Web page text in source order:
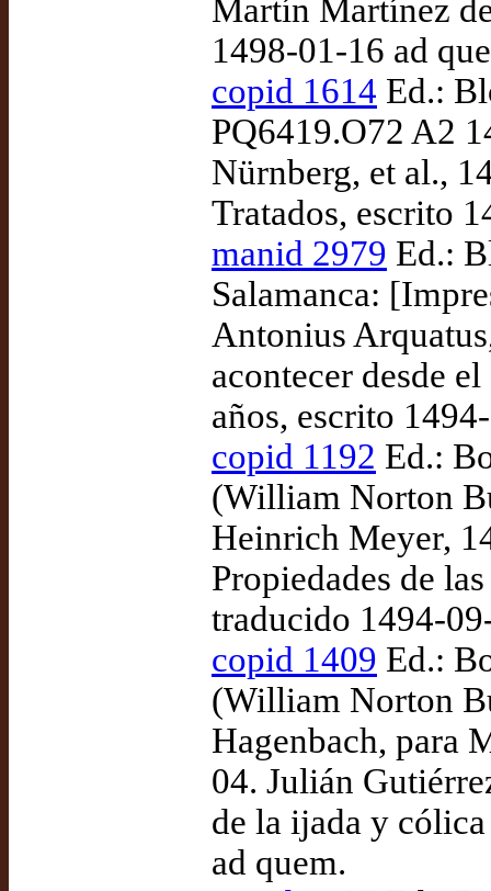
Martín Martínez
1498-01-16 ad
copid 1614 Ed.:
PQ6419.O72 A2
Nürnberg, et al.,
Tratados, escrito
manid 2979 Ed.:
Salamanca:
Antonius
acontecer desde
años, escrito
copid 1192 Ed.:
(William Norton
Heinrich Meyer,
Propiedades de
traducido 1494-
copid 1409 Ed.:
(William Norton
Hagenbach, para
04. Julián
de la ijada y
ad quem.